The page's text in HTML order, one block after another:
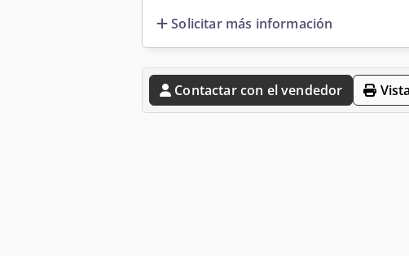
Solicitar más información
Contactar con el vendedor